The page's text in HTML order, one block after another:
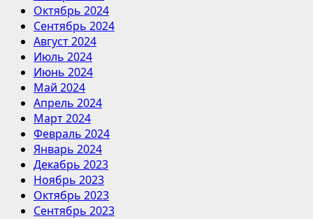
Октябрь 2024
Сентябрь 2024
Август 2024
Июль 2024
Июнь 2024
Май 2024
Апрель 2024
Март 2024
Февраль 2024
Январь 2024
Декабрь 2023
Ноябрь 2023
Октябрь 2023
Сентябрь 2023